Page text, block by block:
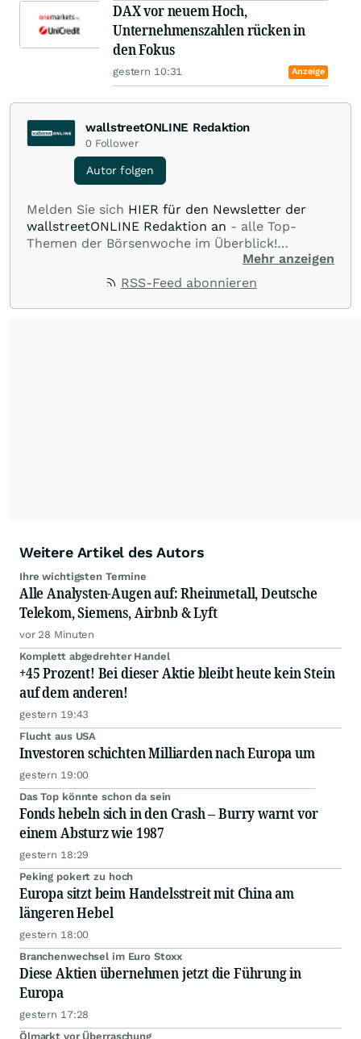
DAX vor neuem Hoch,
Unternehmenszahlen rücken in
den Fokus
gestern 10:31 Anzeige
wallstreetONLINE Redaktion
0 Follower
Autor folgen
Melden Sie sich HIER für den Newsletter der
wallstreetONLINE Redaktion an - alle Top-
Themen der Börsenwoche im Überblick!
Verpassen Sie kein wichtiges Anleger-Thema!Für
Beiträge auf diesem journalistischen Channel ist
Redaktion verantwortlich. Die Fachjournalisten
Mehr anzeigen
RSS-Feed abonnieren
Weitere Artikel des Autors
Ihre wichtigsten Termine
Alle Analysten-Augen auf: Rheinmetall, Deutsche
Telekom, Siemens, Airbnb & Lyft
vor 28 Minuten
Komplett abgedrehter Handel
+45 Prozent! Bei dieser Aktie bleibt heute kein Stein
auf dem anderen!
gestern 19:43
Flucht aus USA
Investoren schichten Milliarden nach Europa um
gestern 19:00
Das Top könnte schon da sein
Fonds hebeln sich in den Crash – Burry warnt vor
einem Absturz wie 1987
gestern 18:29
Peking pokert zu hoch
Europa sitzt beim Handelsstreit mit China am
längeren Hebel
gestern 18:00
Branchenwechsel im Euro Stoxx
Diese Aktien übernehmen jetzt die Führung in
Europa
gestern 17:28
Ölmarkt vor Überraschung